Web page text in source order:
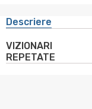
Descriere
VIZIONARI
REPETATE